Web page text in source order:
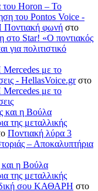
του Horon – Το
του Pontos Voice -
φωνή στο
στο Star! «Ο ποντιακός
για πολιτιστικό
Mercedes με το
- HellasVoice.grστο
Mercedes με το
και η Βούλα
της μεταλλικής
Ποντιακή λύρα 3
– Αποκαλυπτήρια
και η Βούλα
της μεταλλικής
δική σου ΚΑΘΑΡΗ στο